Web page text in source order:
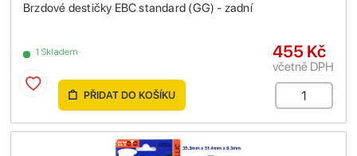
Brzdové destičky EBC standard (GG) - zadní
1 Skladem 455 Kč
včetně DPH
PŘIDAT DO KOŠÍKU